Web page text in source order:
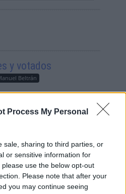
Process My Personal
sale, sharing to third parties, or
or sensitive information for
use the below opt-out
Please note that after your
you may continue seeing
y votados
Beltrán
Medio:
leonesa
Miranda